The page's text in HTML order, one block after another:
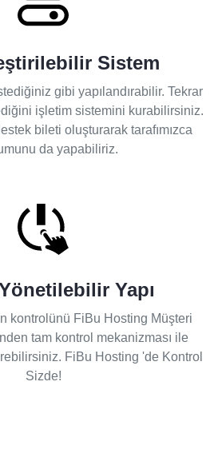
Sistem
gibi yapılandırabilir. Tekrar
işletim sistemini kurabilirsiniz.
bileti oluşturarak tarafımızca
da yapabiliriz.
Yapı
kontrolünü FiBu Hosting Müşteri
tam kontrol mekanizması ile
FiBu Hosting 'de Kontrol
Sizde!